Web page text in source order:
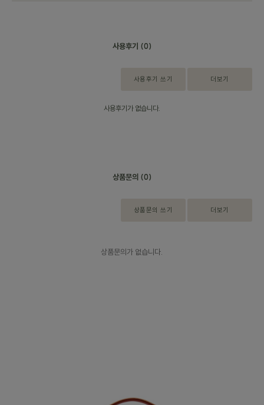
사용후기 (0)
사용후기 쓰기 더보기
사용후기가 없습니다.
상품문의 (0)
상품문의 쓰기 더보기
상품문의가 없습니다.